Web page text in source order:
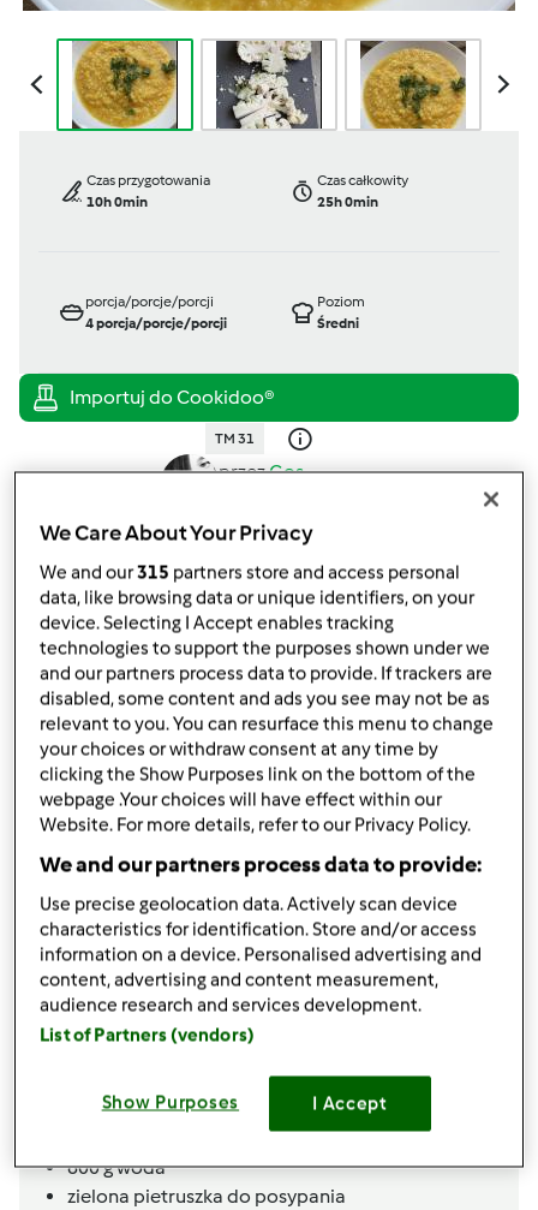
Czas przygotowania
10h 0min
Czas całkowity
25h 0min
porcja/porcje/porcji
4porcja/porcje/porcji
Poziom
Średni
TM 31
przezGos
Dodaj do moich kolekcji
podziel się przepisem
Stwórz wariant
Składniki
Zupa jarzynowa gęsta z kalafiorem (post
Dąbrowskiej)
70g70-80 g cebuli
2ząbki2 duże ząbki czosnku
50gpor
200g
kalafior z głąbem i liśćmi
warzywa korzenne (marchew, pietruszka,
seler)
600gwoda
zielona pietruszka do posypania
We Care About Your Privacy
We and our315 partners store and access personal
data, like browsing data or unique identifiers, on your
device. Selecting I Accept enables tracking
technologies to support the purposes shown under we
and our partners process data to provide. If trackers are
disabled, some content and ads you see may not be as
relevant to you. You can resurface this menu to change
your choices or withdraw consent at any time by
clicking the Show Purposes link on the bottom of the
webpage .Your choices will have effect within our
Website. For more details, refer to our Privacy Policy.
We and our partners process data to provide:
Use precise geolocation data. Actively scan device
characteristics for identification. Store and/or access
information on a device. Personalised advertising and
content, advertising and content measurement,
audience research and services development.
List of Partners (vendors)
Show Purposes I Accept